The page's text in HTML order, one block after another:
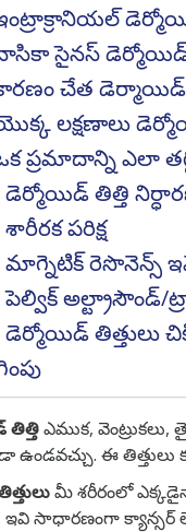
సైనస్ డెర్మోయిడ్
చేత డెర్మాయిడ్
లక్షణాలు
ప్రమాదాన్ని ఎలా
డెర్మోయిడ్ తిత్తి
శారీరక పరిక్ష
మాగ్నెటిక్ రెసొనెన్స్
పెల్విక్ అల్ట్రాసౌండ్/
డెర్మోయిడ్ తిత్తులు
ఎముక,
ఉండవచ్చు. ఈ
మీ శరీరంలో
ఇవి సాధారణంగా